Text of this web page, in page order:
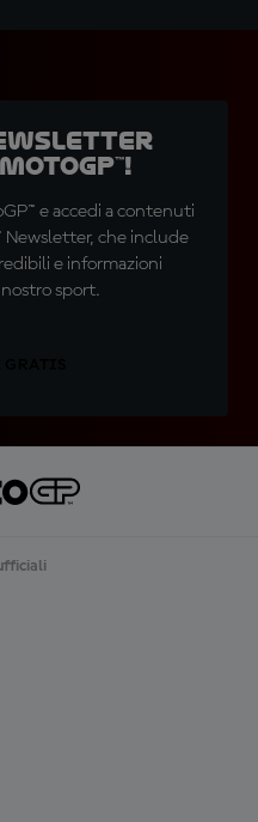
e accedi a contenuti
Newsletter, che include
e informazioni
sport.